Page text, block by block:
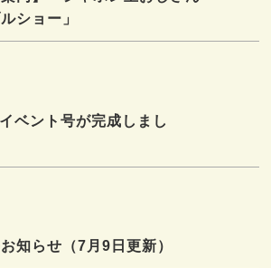
ショー」
ベント号が完成しまし
知らせ（7月9日更新）